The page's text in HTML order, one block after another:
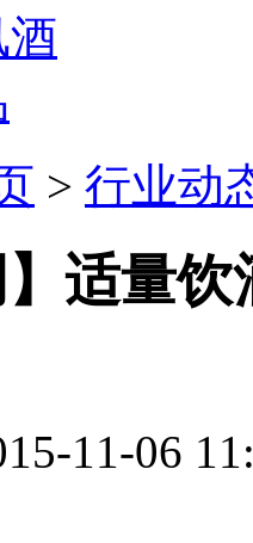
酒
> 行业动
】适量
11-06